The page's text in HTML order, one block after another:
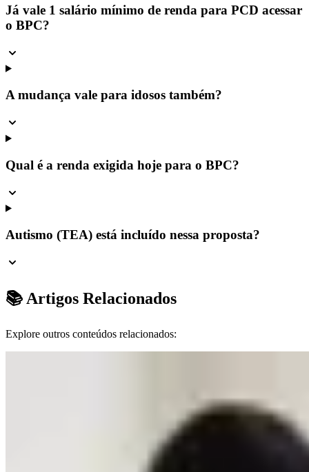
Já vale 1 salário mínimo de renda para PCD acessar
o BPC?
A mudança vale para idosos também?
Qual é a renda exigida hoje para o BPC?
Autismo (TEA) está incluído nessa proposta?
📚 Artigos Relacionados
Explore outros conteúdos relacionados: